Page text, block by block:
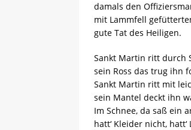
damals den
mit Lammfell
gute Tat des Heiligen.
Sankt Martin ritt durch
sein Ross das trug ihn
Sankt Martin ritt mit
sein Mantel deckt ihn
Im Schnee, da saß ein
hatt‘ Kleider nicht,